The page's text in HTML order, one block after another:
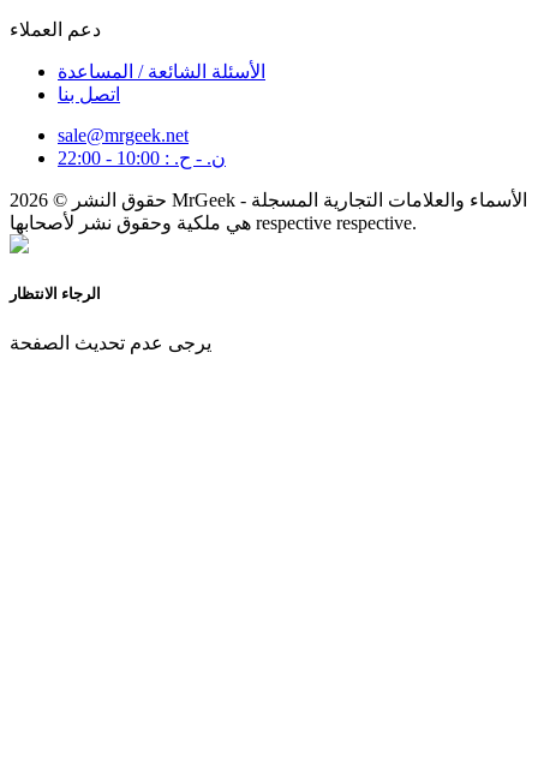
الأسئلة الشائعة / المساعدة
اتصل بنا
sale@mrgeek.net
ن. - ح. : 10:00 - 22:00
حقوق النشر © 2026 MrGeek - الأسماء والعلامات التجارية المسجلة
هي ملكية وحقوق نشر لأصحابها respective respective.
الرجاء الانتظار
يرجى عدم تحديث الصفحة